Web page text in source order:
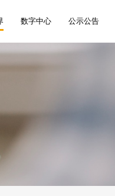
数字中心 公示公告